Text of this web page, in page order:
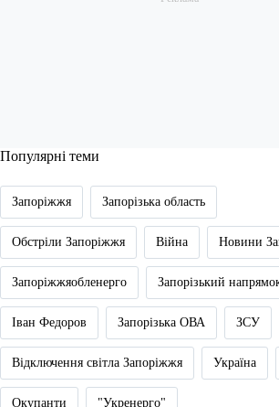
Популярні теми
Запоріжжя Запорізька область
Обстріли Запоріжжя Війна Новини
Запоріжжяобленерго Запорізький
Іван Федоров Запорізька ОВА ЗСУ
Відключення світла Запоріжжя Україна
Окупанти "Укренерго"